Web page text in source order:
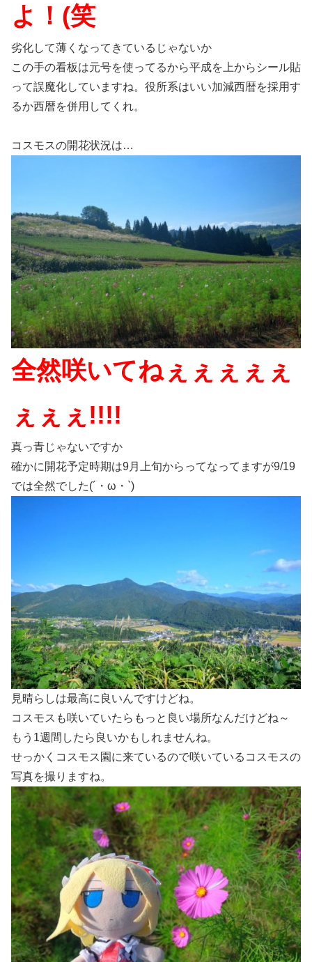
よ！(笑
劣化して薄くなってきているじゃないか
この手の看板は元号を使ってるから平成を上からシール貼
って誤魔化していますね。役所系はいい加減西暦を採用す
るか西暦を併用してくれ。
コスモスの開花状況は…
全然咲いてねぇぇぇぇぇ
ぇぇぇ!!!!
真っ青じゃないですか
確かに開花予定時期は9月上旬からってなってますが9/19
では全然でした(´・ω・`)
見晴らしは最高に良いんですけどね。
コスモスも咲いていたらもっと良い場所なんだけどね～
もう1週間したら良いかもしれませんね。
せっかくコスモス園に来ているので咲いているコスモスの
写真を撮りますね。